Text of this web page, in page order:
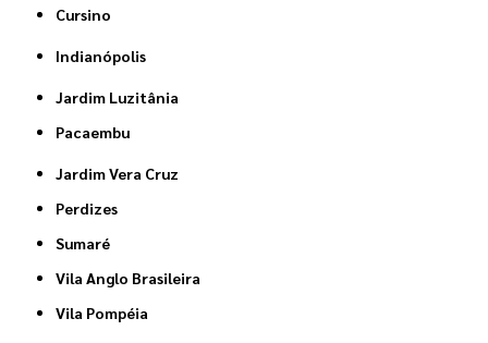
Cursino
Indianópolis
Jardim Luzitânia
Pacaembu
Jardim Vera Cruz
Perdizes
Sumaré
Vila Anglo Brasileira
Vila Pompéia